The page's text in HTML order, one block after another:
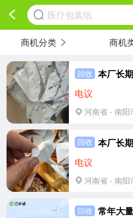
医疗包装纸
商机分类 商机
回收
电议
河南省 - 南阳
回收
电议
河南省 - 南阳
回收 常年大